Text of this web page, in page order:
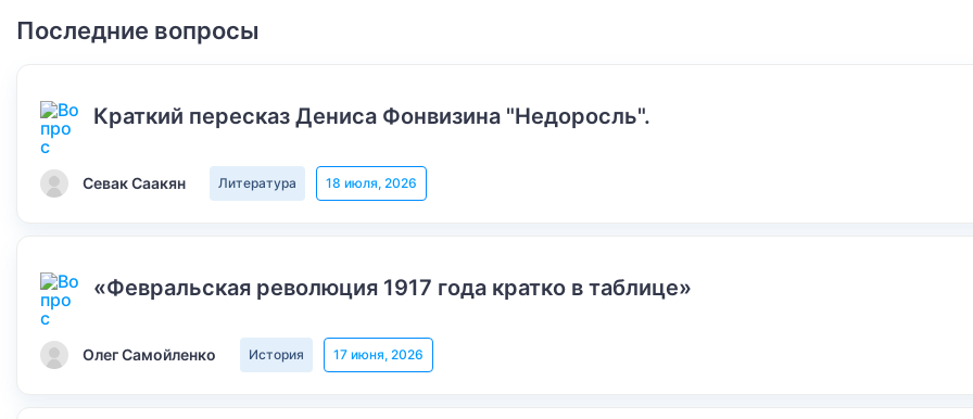
Последние вопросы
Краткий пересказ Дениса Фонвизина "Недоросль".
Севак Саакян Литература 18 июля, 2026
«Февральская революция 1917 года кратко в таблице»
Олег Самойленко История 17 июня, 2026